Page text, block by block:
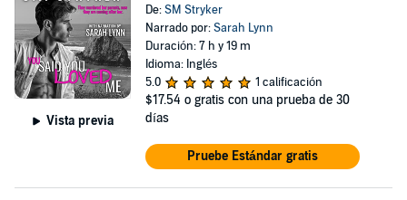
Vista previa
De:SM Stryker
Narrado por:Sarah Lynn
Duración: 7 h y 19 m
Idioma: Inglés
5.0
1 calificación
$17.54 o gratis con una prueba de 30
días
Pruebe Estándar gratis